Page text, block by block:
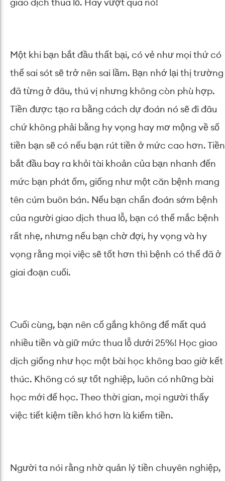
giao dịch thua lỗ. Hãy vượt qua nó!
Một khi bạn bắt đầu thất bại, có vẻ như mọi thứ có
thể sai sót sẽ trở nên sai lầm. Bạn nhớ lại thị trường
đã từng ở đâu, thú vị nhưng không còn phù hợp.
Tiền được tạo ra bằng cách dự đoán nó sẽ đi đâu
chứ không phải bằng hy vọng hay mơ mộng về số
tiền bạn sẽ có nếu bạn rút tiền ở mức cao hơn. Tiền
bắt đầu bay ra khỏi tài khoản của bạn nhanh đến
mức bạn phát ốm, giống như một căn bệnh mang
tên cúm buôn bán. Nếu bạn chẩn đoán sớm bệnh
của người giao dịch thua lỗ, bạn có thể mắc bệnh
rất nhẹ, nhưng nếu bạn chờ đợi, hy vọng và hy
vọng rằng mọi việc sẽ tốt hơn thì bệnh có thể đã ở
giai đoạn cuối.
Cuối cùng, bạn nên cố gắng không để mất quá
nhiều tiền và giữ mức thua lỗ dưới 25%! Học giao
dịch giống như học một bài học không bao giờ kết
thúc. Không có sự tốt nghiệp, luôn có những bài
học mới để học. Theo thời gian, mọi người thấy
việc tiết kiệm tiền khó hơn là kiếm tiền.
Người ta nói rằng nhờ quản lý tiền chuyên nghiệp,